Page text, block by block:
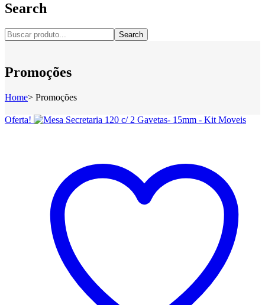
Search
Search
Promoções
Home> Promoções
Oferta!